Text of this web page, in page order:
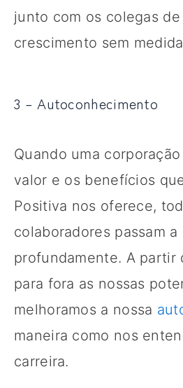
junto com os colegas
crescimento sem
3 – Autoconhecimento
Quando uma
valor e os benefícios
Positiva nos oferece,
colaboradores passam
profundamente. A partir
para fora as nossas
melhoramos a nossa
maneira como nos
carreira.